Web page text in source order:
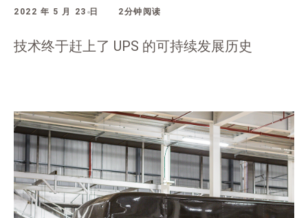
2022 年 5 月 23 日 2分钟阅读
技术终于赶上了 UPS 的可持续发展历史